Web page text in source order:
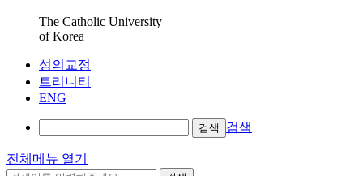
The Catholic University
of Korea
성의교정
트리니티
ENG
검색 검색
전체메뉴 열기